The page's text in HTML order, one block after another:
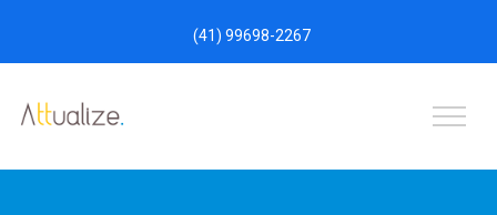
(41) 99698-2267